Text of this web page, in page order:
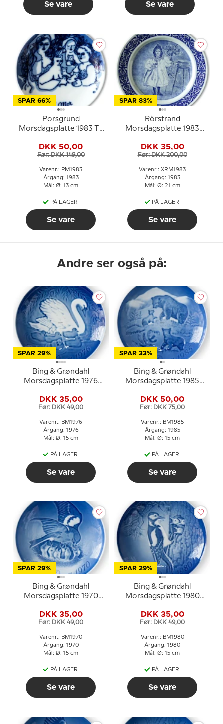
Se vare Se vare
SPAR 66%
Porsgrund
Morsdagsplatte 1983 Til
DKK 50,00
Før: DKK 149,00
Varenr.: PM1983
Årgang: 1983
Mål: Ø: 13 cm
PÅ LAGER
Se vare
SPAR 83%
Rörstrand
Morsdagsplatte 1983
DKK 35,00
Før: DKK 200,00
Varenr.: XRM1983
Årgang: 1983
Mål: Ø: 21 cm
PÅ LAGER
Se vare
Andre ser også på:
SPAR 29%
Bing & Grøndahl
Morsdagsplatte 1976
DKK 35,00
Før: DKK 49,00
Varenr.: BM1976
Årgang: 1976
Mål: Ø: 15 cm
PÅ LAGER
Se vare
SPAR 33%
Bing & Grøndahl
Morsdagsplatte 1985
DKK 50,00
Før: DKK 75,00
Varenr.: BM1985
Årgang: 1985
Mål: Ø: 15 cm
PÅ LAGER
Se vare
SPAR 29%
Bing & Grøndahl
Morsdagsplatte 1970
DKK 35,00
Før: DKK 49,00
Varenr.: BM1970
Årgang: 1970
Mål: Ø: 15 cm
PÅ LAGER
Se vare
SPAR 29%
Bing & Grøndahl
Morsdagsplatte 1980
DKK 35,00
Før: DKK 49,00
Varenr.: BM1980
Årgang: 1980
Mål: Ø: 15 cm
PÅ LAGER
Se vare